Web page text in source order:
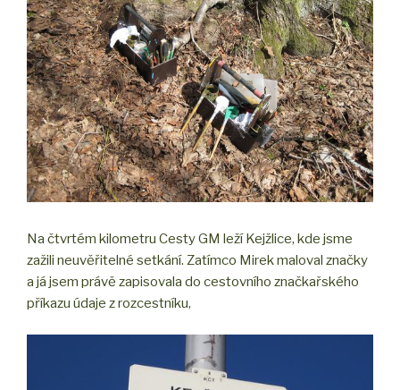
Na čtvrtém kilometru Cesty GM leží Kejžlice, kde jsme
zažili neuvěřitelné setkání. Zatímco Mirek maloval značky
a já jsem právě zapisovala do cestovního značkařského
příkazu údaje z rozcestníku,